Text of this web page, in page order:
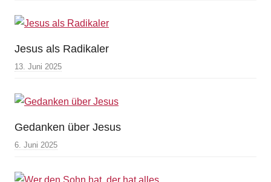
Jesus als Radikaler
13. Juni 2025
Gedanken über Jesus
6. Juni 2025